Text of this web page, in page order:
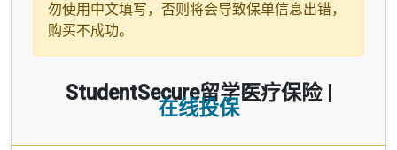
勿使用中文填写，否则将会导致保单信息出错，
购买不成功。
StudentSecure留学医疗保险 |
在线投保